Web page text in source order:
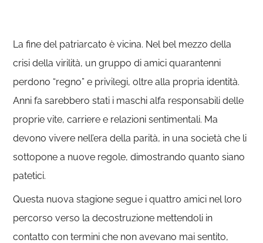
La fine del patriarcato è vicina. Nel bel mezzo della
crisi della virilità, un gruppo di amici quarantenni
perdono “regno” e privilegi, oltre alla propria identità.
Anni fa sarebbero stati i maschi alfa responsabili delle
proprie vite, carriere e relazioni sentimentali. Ma
devono vivere nell’era della parità, in una società che li
sottopone a nuove regole, dimostrando quanto siano
patetici.
Questa nuova stagione segue i quattro amici nel loro
percorso verso la decostruzione mettendoli in
contatto con termini che non avevano mai sentito,